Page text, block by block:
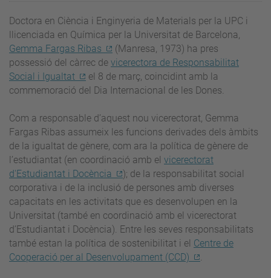
Doctora en Ciència i Enginyeria de Materials per la UPC i
llicenciada en Química per la Universitat de Barcelona,
Gemma Fargas Ribas
(Manresa, 1973) ha pres
possessió del càrrec de vicerectora de Responsabilitat
Social i Igualtat
el 8 de març, coincidint amb la
commemoració del Dia Internacional de les Dones.
Com a responsable d’aquest nou vicerectorat, Gemma
Fargas Ribas assumeix les funcions derivades dels àmbits
de la igualtat de gènere, com ara la política de gènere de
l’estudiantat (en coordinació amb el vicerectorat
d'Estudiantat i Docència
); de la responsabilitat social
corporativa i de la inclusió de persones amb diverses
capacitats en les activitats que es desenvolupen en la
Universitat (també en coordinació amb el vicerectorat
d’Estudiantat i Docència). Entre les seves responsabilitats
també estan la política de sostenibilitat i el Centre de
Cooperació per al Desenvolupament (CCD)